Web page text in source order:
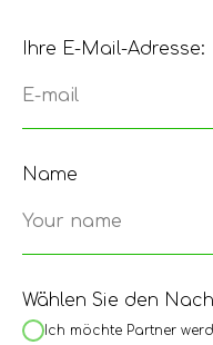
Ihre E-Mail-Adresse:
E-mail
Name
Your name
Wählen Sie den
Ich möchte Partner